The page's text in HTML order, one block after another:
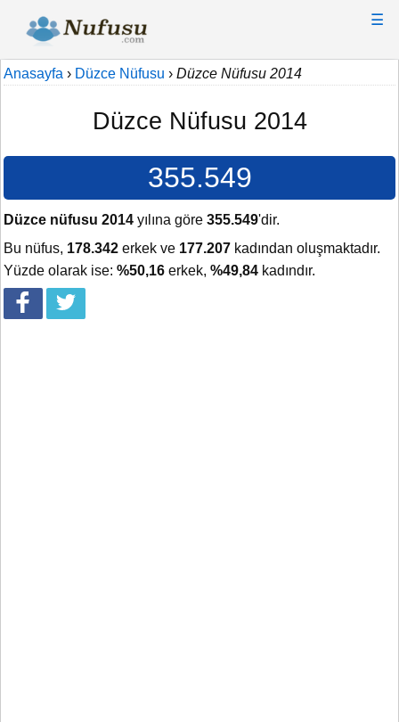
☰
Anasayfa › Düzce Nüfusu › Düzce Nüfusu 2014
Düzce Nüfusu 2014
355.549
Düzce nüfusu 2014 yılına göre 355.549'dir.
Bu nüfus, 178.342 erkek ve 177.207 kadından oluşmaktadır.
Yüzde olarak ise: %50,16 erkek, %49,84 kadındır.